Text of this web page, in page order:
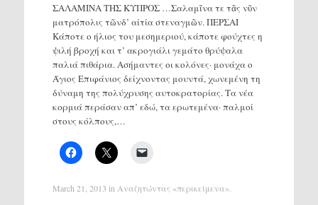
ΣΑΛΑΜΙΝΑ ΤΗΣ ΚΥΠΡΟΣ …Σαλαμῖνα τε τᾶς νῦν
ματρόπολις τῶνδ’ αἰτία στεναγμῶν. ΠΕΡΣΑΙ
Κάποτε ο ήλιος του μεσημεριού, κάποτε φούχτες η
ψιλή βροχή και τ’ ακρογιάλι γεμάτο θρύψαλα
παλιά πιθάρια. Ασήμαντες οι κολόνες· μονάχα ο
Άγιος Επιφάνιος δείχνοντας μουντά, χωνεμένη τη
δύναμη της πολύχρυσης αυτοκρατορίας. Τα νέα
κορμιά περάσαν απ’ εδώ, τα ερωτεμένα· παλμοί
στους κόλπους,…
March 21, 2013 in Αναζητώντας «περικείμενα»